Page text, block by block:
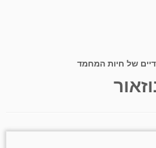
של חיות המחמד